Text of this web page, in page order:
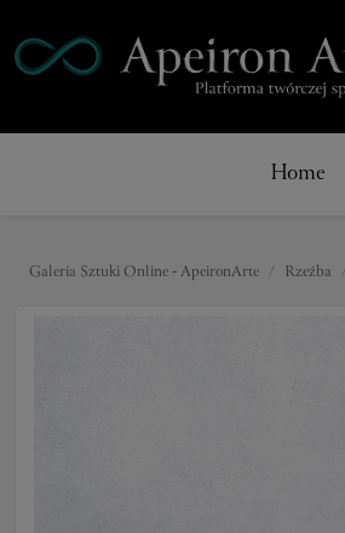
Home
Galeria Sztuki Online - ApeironArte Rzeźba